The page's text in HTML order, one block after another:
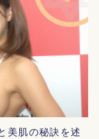
美肌の秘訣を述